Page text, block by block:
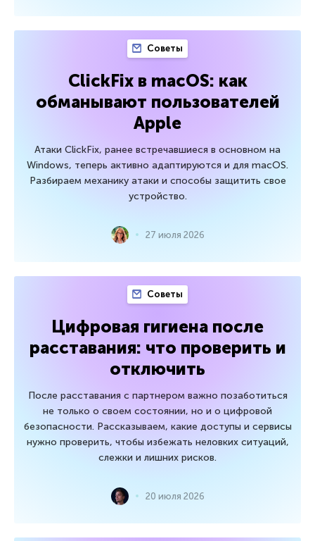
Советы
ClickFix в macOS: как
обманывают пользователей
Apple
Атаки ClickFix, ранее встречавшиеся в основном на
Windows, теперь активно адаптируются и для macOS.
Разбираем механику атаки и способы защитить свое
устройство.
27 июля 2026
Советы
Цифровая гигиена после
расставания: что проверить и
отключить
После расставания с партнером важно позаботиться
не только о своем состоянии, но и о цифровой
безопасности. Рассказываем, какие доступы и сервисы
нужно проверить, чтобы избежать неловких ситуаций,
слежки и лишних рисков.
20 июля 2026